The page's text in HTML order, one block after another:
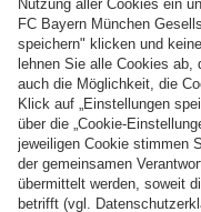
Zahlung & Lieferung
FC Bayern Store App